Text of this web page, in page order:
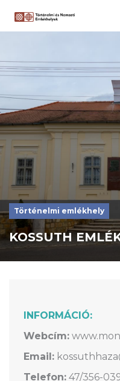
Történelmi emlékhely
KOSSUTH
INFORMÁCIÓ:
Webcím:
Email:
Telefon: 47/356-